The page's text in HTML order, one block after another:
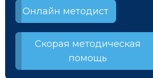
Онлайн методист
Скорая методическая
помощь